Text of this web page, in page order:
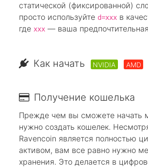
статической (фиксированной)
просто используйте d=xxx в
где xxx — ваша
Как начать NVIDIA AMD
Получение кошелька
Прежде чем вы сможете начать
нужно создать кошелек.
Ravencoin является полностью
активом, вам все равно нужно
хранения. Это делается в